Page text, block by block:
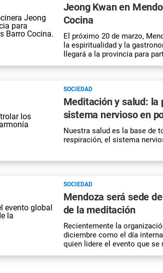
Jeong Kwan en
Cocina
El próximo 20 de marzo,
la espiritualidad y la
llegará a la provincia para
SOCIEDAD
Meditación y salud: la
sistema nervioso en
Nuestra salud es la base de
respiración, el sistema
SOCIEDAD
Mendoza será sede
de la meditación
Recientemente la
diciembre como el día
quien lidere el evento que se